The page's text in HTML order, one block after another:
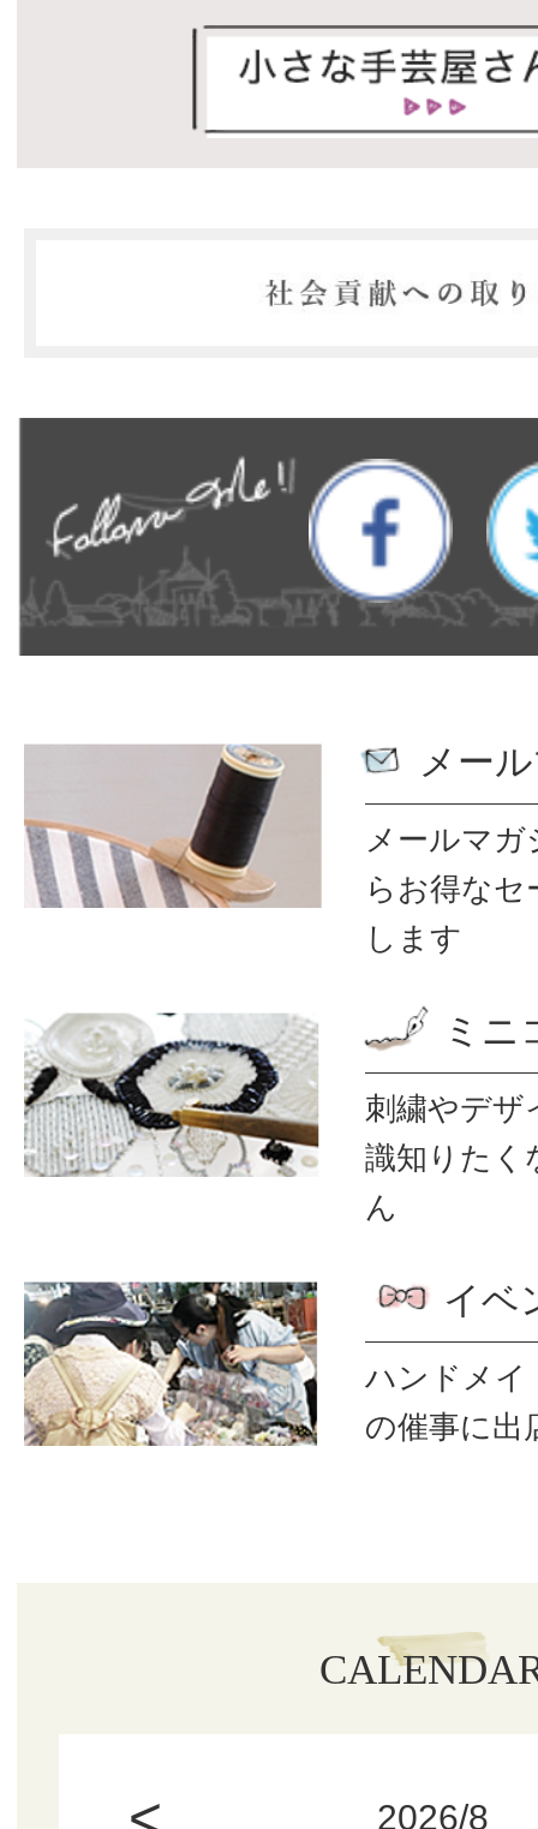
メー
メールマ
ら お得なセ
します
ミニ
刺繍やデザ
識知りたく
ん
イベ
ハンドメイ
の催事に出
2026/8